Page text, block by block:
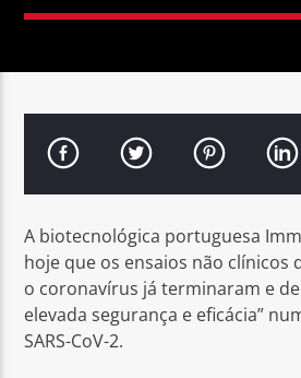
FAIXA ATUAL
SAUDADES
RUBEN AGUIAR
Rádio No ar
A biotecnológica portuguesa
hoje que os ensaios não clínicos
o coronavírus já terminaram e
elevada segurança e eficácia”
SARS-CoV-2.